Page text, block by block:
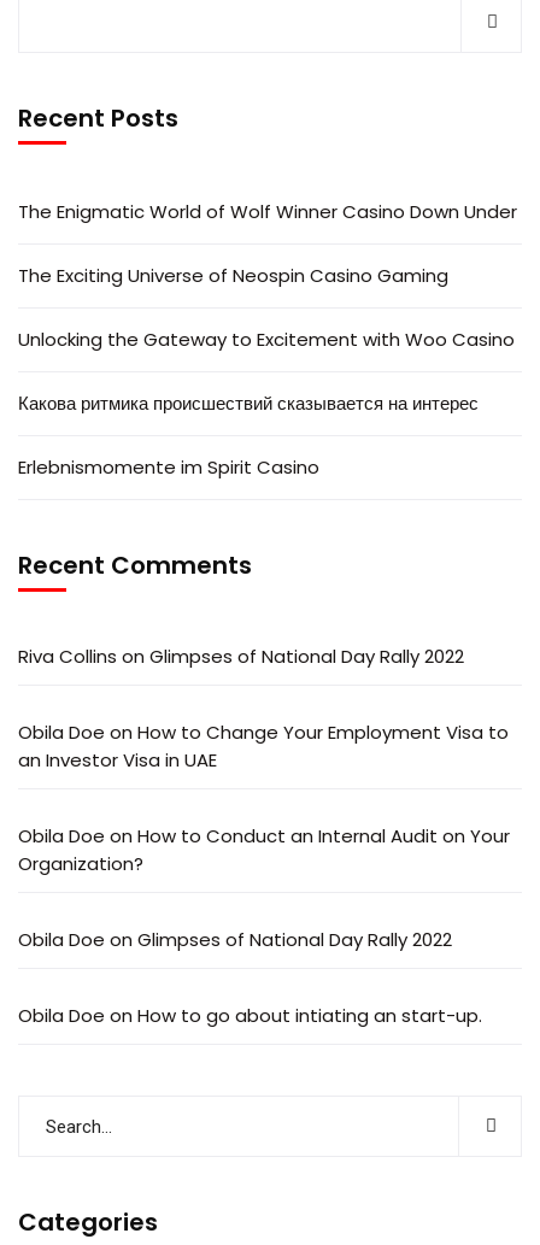
Recent Posts
The Enigmatic World of Wolf Winner Casino Down Under
The Exciting Universe of Neospin Casino Gaming
Unlocking the Gateway to Excitement with Woo Casino
Какова ритмика происшествий сказывается на интерес
Erlebnismomente im Spirit Casino
Recent Comments
Riva Collins on Glimpses of National Day Rally 2022
Obila Doe on How to Change Your Employment Visa to
an Investor Visa in UAE
Obila Doe on How to Conduct an Internal Audit on Your
Organization?
Obila Doe on Glimpses of National Day Rally 2022
Obila Doe on How to go about intiating an start-up.
Categories